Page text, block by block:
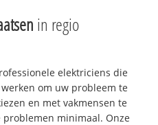
in regio
elektriciens die
om uw probleem te
en met vakmensen te
minimaal. Onze